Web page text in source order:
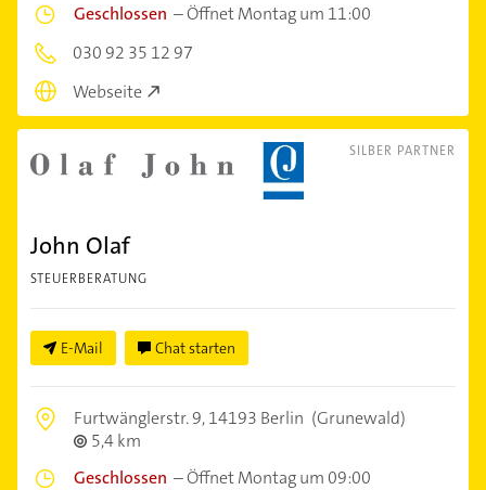
Geschlossen –Öffnet Montag um 11:00
030 92 35 12 97
Webseite
SILBER PARTNER
John Olaf
STEUERBERATUNG
E-Mail Chat starten
Furtwänglerstr. 9,14193 Berlin (Grunewald)
5,4 km
Geschlossen –Öffnet Montag um 09:00